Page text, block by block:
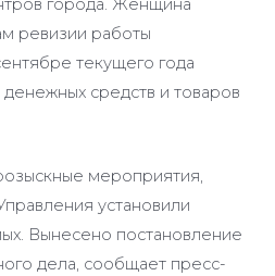
города. Женщина
ревизии работы
текущего года
средств и товаров
мероприятия,
установили
Вынесено постановление
дела, сообщает пресс-